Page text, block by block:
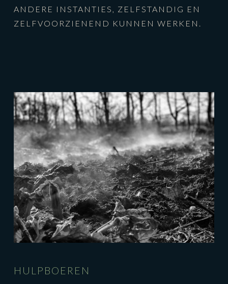
ANDERE INSTANTIES, ZELFSTANDIG EN
ZELFVOORZIENEND KUNNEN WERKEN.
HULPBOEREN